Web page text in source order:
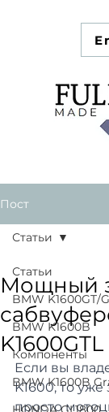
Пост
Статьи
BMW K1600GT/
BMW K1600B
Компоненты
BMW K1600B
Статьи
Мощный
Если вы
K1600, то уже
просто